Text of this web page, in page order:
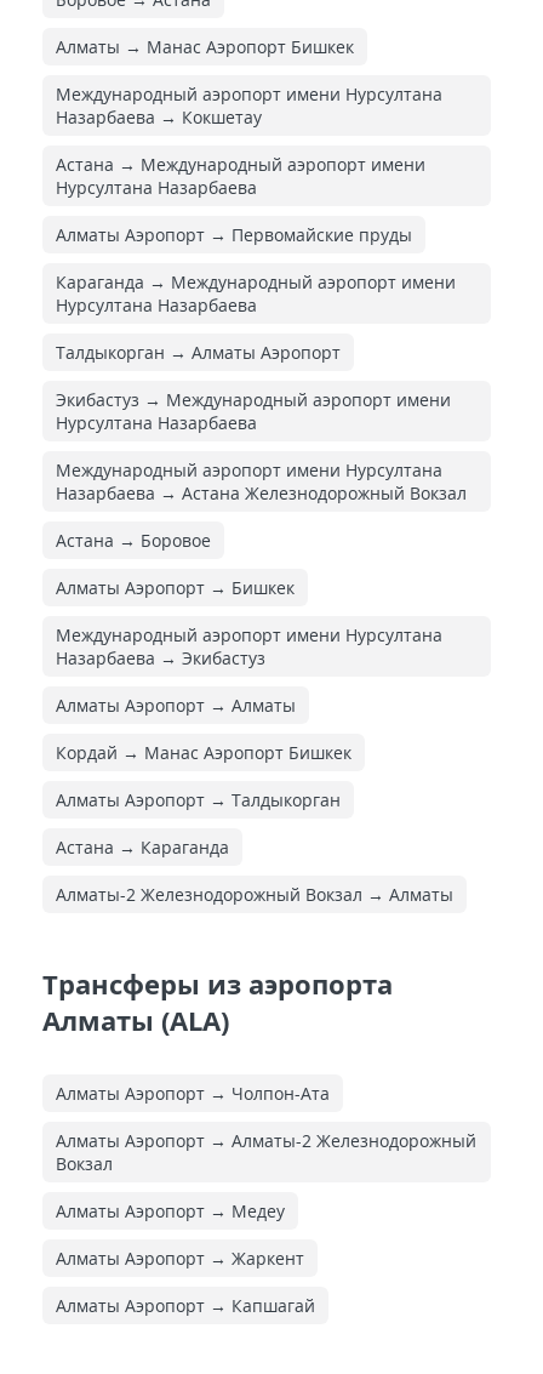
Алматы → Манас Аэропорт Бишкек
Международный аэропорт имени Нурсултана
Назарбаева → Кокшетау
Астана → Международный аэропорт имени
Нурсултана Назарбаева
Алматы Аэропорт → Первомайские пруды
Караганда → Международный аэропорт имени
Нурсултана Назарбаева
Талдыкорган → Алматы Аэропорт
Экибастуз → Международный аэропорт имени
Нурсултана Назарбаева
Международный аэропорт имени Нурсултана
Назарбаева → Астана Железнодорожный Вокзал
Астана → Боровое
Алматы Аэропорт → Бишкек
Международный аэропорт имени Нурсултана
Назарбаева → Экибастуз
Алматы Аэропорт → Алматы
Кордай → Манас Аэропорт Бишкек
Алматы Аэропорт → Талдыкорган
Астана → Караганда
Алматы-2 Железнодорожный Вокзал → Алматы
Трансферы из аэропорта
Алматы (ALA)
Алматы Аэропорт → Чолпон-Ата
Алматы Аэропорт → Алматы-2 Железнодорожный
Вокзал
Алматы Аэропорт → Медеу
Алматы Аэропорт → Жаркент
Алматы Аэропорт → Капшагай